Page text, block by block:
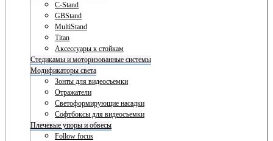
C-Stand
GBStand
MultiStand
Titan
Аксессуары к стойкам
Стедикамы и моторизованные системы
Модификаторы света
Зонты для видеосъемки
Отражатели
Светоформирующие насадки
Софтбоксы для видеосъемки
Плечевые упоры и обвесы
Follow focus